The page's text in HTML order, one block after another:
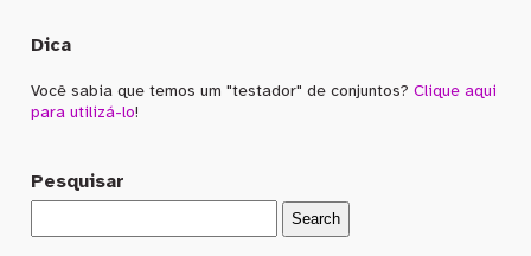
Dica
Você sabia que temos um "testador" de conjuntos?Clique aqui
para utilizá-lo!
Pesquisar